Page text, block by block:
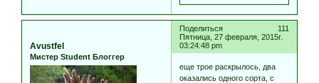
Поделиться
111
Пятница, 27 февраля, 2015г.
03:24:48 pm
Avustfel
Мистер Student Блоггер
еще трое раскрылось, два
оказались одного сорта, с